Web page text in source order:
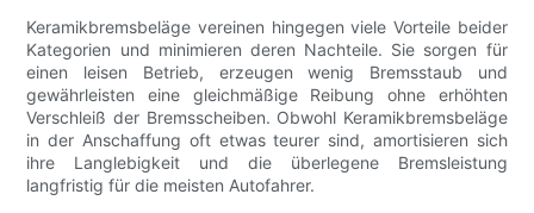
Keramikbremsbeläge vereinen hingegen viele Vorteile beider
Kategorien und minimieren deren Nachteile. Sie sorgen für
einen leisen Betrieb, erzeugen wenig Bremsstaub und
gewährleisten eine gleichmäßige Reibung ohne erhöhten
Verschleiß der Bremsscheiben. Obwohl Keramikbremsbeläge
in der Anschaffung oft etwas teurer sind, amortisieren sich
ihre Langlebigkeit und die überlegene Bremsleistung
langfristig für die meisten Autofahrer.